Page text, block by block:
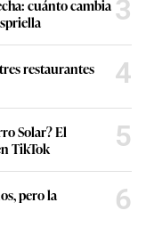
cuánto cambia 3
restaurantes
4
Solar? El
TikTok
5
pero la
6